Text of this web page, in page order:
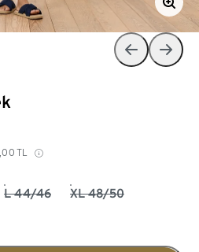
TL
L 44/46 XL 48/50